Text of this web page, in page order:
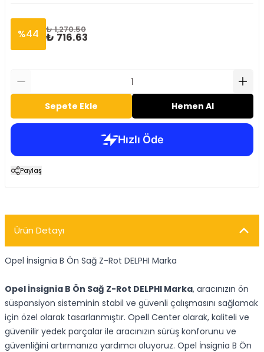
%44 ₺ 1,270.50
₺ 716.63
Sepete Ekle Hemen Al
Paylaş
Ürün Detayı
Opel İnsignia B Ön Sağ Z-Rot DELPHI Marka
Opel İnsignia B Ön Sağ Z-Rot DELPHI Marka, aracınızın ön
süspansiyon sisteminin stabil ve güvenli çalışmasını sağlamak
için özel olarak tasarlanmıştır. Opell Center olarak, kaliteli ve
güvenilir yedek parçalar ile aracınızın sürüş konforunu ve
güvenliğini artırmanıza yardımcı oluyoruz. Opel İnsignia B Ön